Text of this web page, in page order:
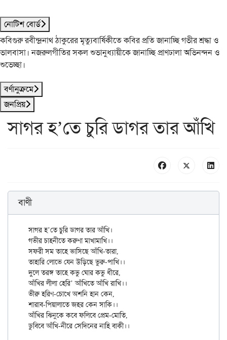
নোটিশ বোর্ড
কবিগুরু রবীন্দ্রনাথ ঠাকুরের মৃত্যুবার্ষিকীতে কবির প্রতি জানাচ্ছি গভীর শ্রদ্ধা ও
ভালবাসা। নজরুলগীতির সকল শুভানুধ্যায়ীকে জানাচ্ছি প্রাণঢালা অভিনন্দন ও
শুভেচ্ছা।
বর্ণানুক্রমে
জনপ্রিয়
সাগর হ’তে চুরি ডাগর তার আঁখি
বাণী
সাগর হ’তে চুরি ডাগর তার আঁখি।
গভীর চাহনীতে করুণা মাখামাখি।।
সফরী সম তাহে ভাসিছে আঁখি-তারা,
তাহারি লোভে যেন উড়িছে ভুরু-পাখি।।
দুলে তরঙ্গ তাহে কভু ঘোর কভু ধীরে,
আঁখির লীলা হেরি’ আঁখিতে আঁখি রাখি।।
ভীরু হরিণ-চোখে অশনি হান কেন,
শারাব-পিয়ালাতে জহর কেন সাকি।।
আঁখির ঝিনুকে কবে ফলিবে প্রেম-মোতি,